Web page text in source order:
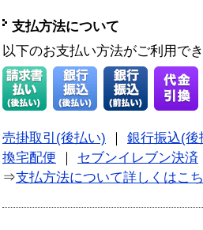
支払方法について
以下のお支払い方法がご利用で
売掛取引(後払い)
銀行振込(後
換宅配便
セブンイレブン決済
⇒支払方法について詳しくはこ